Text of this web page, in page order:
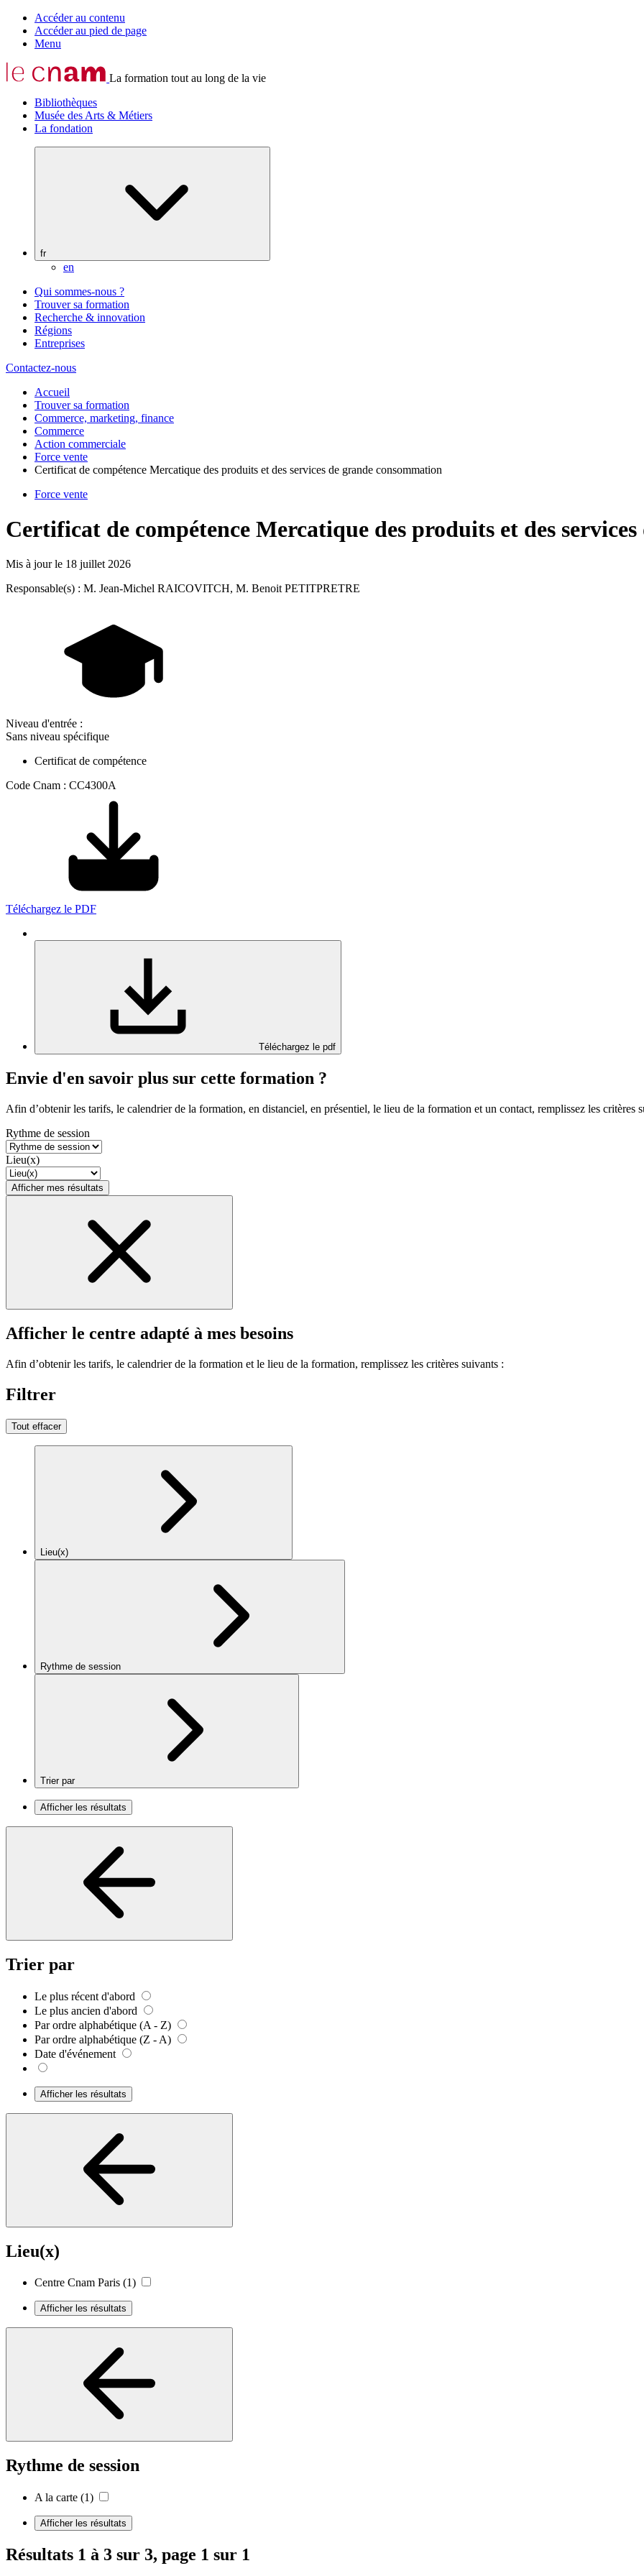
Accéder au contenu
Accéder au pied de page
Menu
La formation tout au long de la vie
Bibliothèques
Musée des Arts & Métiers
La fondation
fr
en
Qui sommes-nous ?
Trouver sa formation
Recherche & innovation
Régions
Entreprises
Contactez-nous
Accueil
Trouver sa formation
Commerce, marketing, finance
Commerce
Action commerciale
Force vente
Certificat de compétence Mercatique des produits et des services de grande consommation
Force vente
Certificat de compétence Mercatique des produits et des
Mis à jour le 18 juillet 2026
Responsable(s) : M. Jean-Michel RAICOVITCH, M. Benoit PETITPRETRE
Niveau d'entrée :
Sans niveau spécifique
Certificat de compétence
Code Cnam : CC4300A
Téléchargez le PDF
Téléchargez le pdf
Envie d'en savoir plus sur cette formation ?
Afin d’obtenir les tarifs, le calendrier de la formation, en distanciel, en présentiel, le lieu de la formation et un contact, remplissez les critères
Rythme de session
Lieu(x)
Afficher mes résultats
Afficher le centre adapté à mes besoins
Afin d’obtenir les tarifs, le calendrier de la formation et le lieu de la formation, remplissez les critères suivants :
Filtrer
Tout effacer
Lieu(x)
Rythme de session
Trier par
Afficher les résultats
Trier par
Le plus récent d'abord
Le plus ancien d'abord
Par ordre alphabétique (A - Z)
Par ordre alphabétique (Z - A)
Date d'événement
Afficher les résultats
Lieu(x)
Centre Cnam Paris (1)
Afficher les résultats
Rythme de session
A la carte (1)
Afficher les résultats
Résultats 1 à 3 sur 3, page 1 sur 1